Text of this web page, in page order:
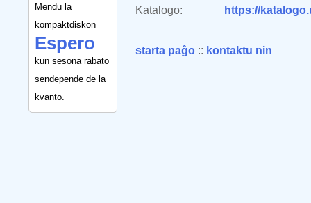
Mendu la
kompaktdiskon
Espero
kun sesona rabato
sendepende de la
kvanto.
Katalogo:
https://
starta paĝo :: kontaktu nin